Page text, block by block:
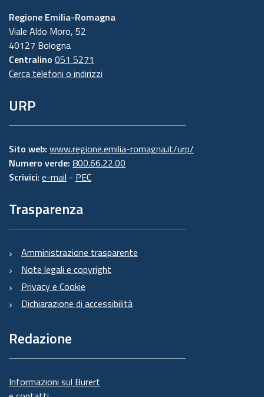
Regione Emilia-Romagna
Viale Aldo Moro, 52
40127 Bologna
Centralino 051 5271
Cerca telefoni o indirizzi
URP
Sito web: www.regione.emilia-romagna.it/urp/
Numero verde: 800.66.22.00
Scrivici: e-mail - PEC
Trasparenza
Amministrazione trasparente
Note legali e copyright
Privacy e Cookie
Dichiarazione di accessibilità
Redazione
Informazioni sul Burert